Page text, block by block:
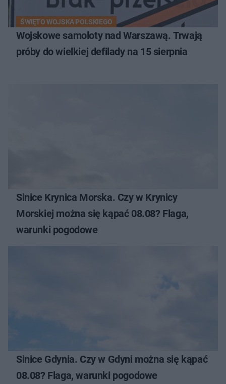
ŚWIĘTO WOJSKA POLSKIEGO
Wojskowe samoloty nad Warszawą. Trwają
próby do wielkiej defilady na 15 sierpnia
Sinice Krynica Morska. Czy w Krynicy
Morskiej można się kąpać 08.08? Flaga,
warunki pogodowe
Sinice Gdynia. Czy w Gdyni można się kąpać
08.08? Flaga, warunki pogodowe